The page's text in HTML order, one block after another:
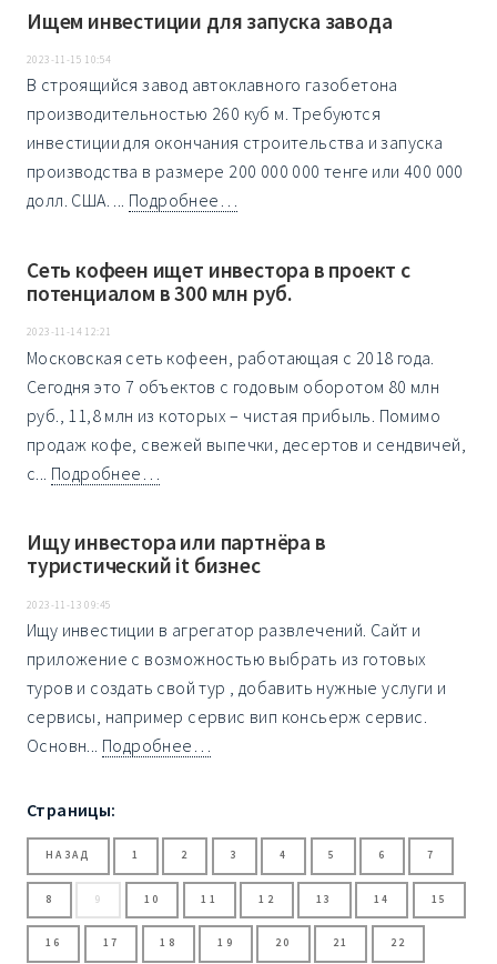
Ищем инвестиции для запуска завода
2023-11-15 10:54
В строящийся завод автоклавного газобетона
производительностью 260 куб м. Требуются
инвестиции для окончания строительства и запуска
производства в размере 200 000 000 тенге или 400 000
долл. США. ... Подробнее…
Сеть кофеен ищет инвестора в проект с
потенциалом в 300 млн руб.
2023-11-14 12:21
Московская сеть кофеен, работающая с 2018 года.
Сегодня это 7 объектов с годовым оборотом 80 млн
руб., 11,8 млн из которых – чистая прибыль. Помимо
продаж кофе, свежей выпечки, десертов и сендвичей,
с... Подробнее…
Ищу инвестора или партнёра в
туристический it бизнес
2023-11-13 09:45
Ищу инвестиции в агрегатор развлечений. Сайт и
приложение с возможностью выбрать из готовых
туров и создать свой тур , добавить нужные услуги и
сервисы, например сервис вип консьерж сервис.
Основн... Подробнее…
Страницы:
НАЗАД 1 2 3 4 5 6 7
8 9 10 11 12 13 14 15
16 17 18 19 20 21 22